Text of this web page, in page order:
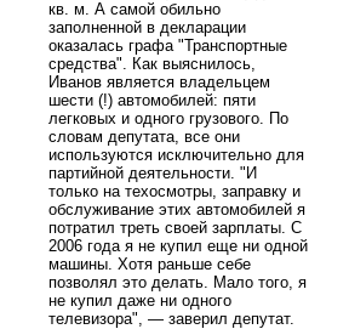
кв. м. А самой обильно
заполненной в декларации
оказалась графа "Транспортные
средства". Как выяснилось,
Иванов является владельцем
шести (!) автомобилей: пяти
легковых и одного грузового. По
словам депутата, все они
используются исключительно для
партийной деятельности. "И
только на техосмотры, заправку и
обслуживание этих автомобилей я
потратил треть своей зарплаты. С
2006 года я не купил еще ни одной
машины. Хотя раньше себе
позволял это делать. Мало того, я
не купил даже ни одного
телевизора", — заверил депутат.